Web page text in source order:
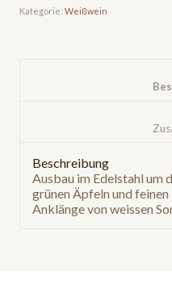
Kategorie:Weißwein
Beschreibung
Ausbau im Edelstahl um
grünen Äpfeln und
Anklänge von weissen